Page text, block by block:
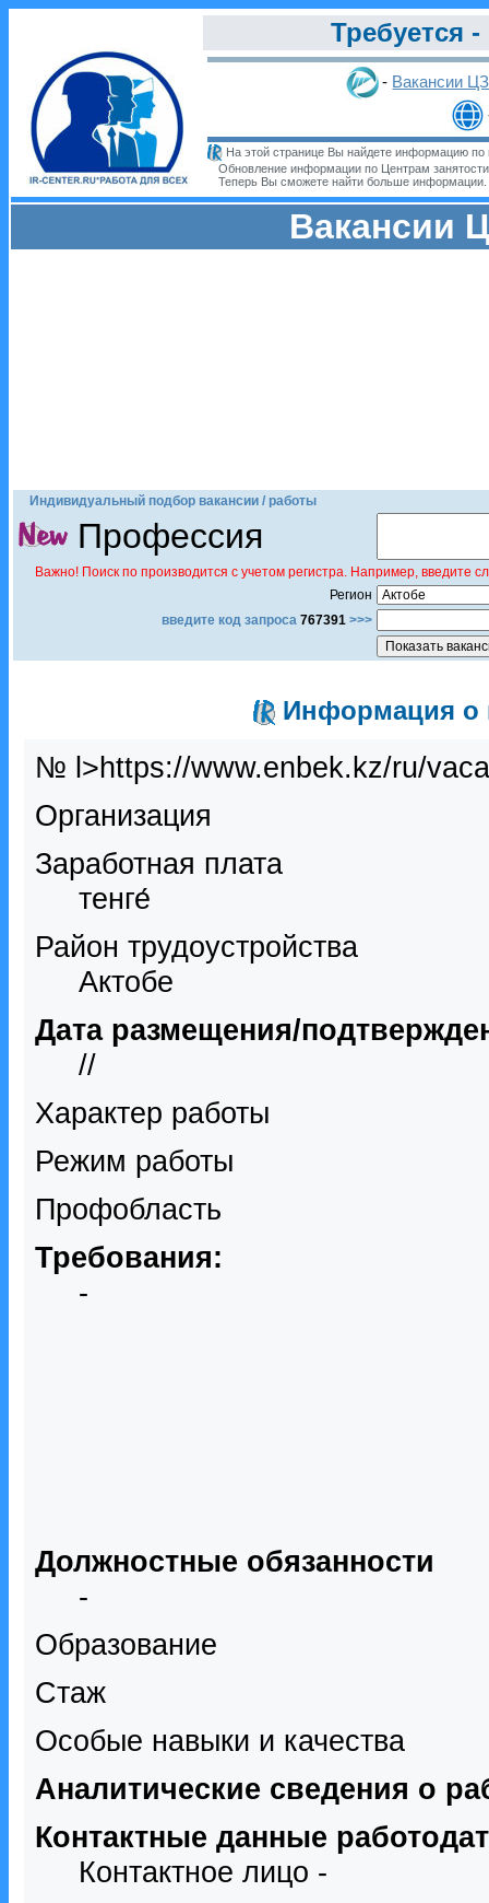
Требуется -
- Вакансии
На этой странице Вы найдете информацию по
Обновление информации по Центрам
Теперь Вы сможете найти больше информации.
Вакансии
Индивидуальный подбор вакансии / работы
Профессия
Важно! Поиск по производится с учетом регистра. Например,
Регион
введите код запроса 767391 >>>
Информация о
№ l>https://www.enbek.kz/ru/
Организация
Заработная плата
тенге́
Район трудоустройства
Актобе
Дата размещения/
//
Характер работы
Режим работы
Профобласть
Требования:
-
Должностные обязанности
-
Образование
Стаж
Особые навыки и качества
Аналитические сведения о
Контактные данные
Контактное лицо -